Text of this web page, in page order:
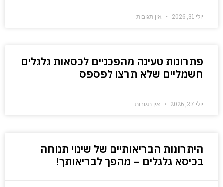
אין תגובות
פתרונות טעינה מהפכניים לכסאות גלגלים
חשמליים שלא תרצו לפספס
אין תגובות
היתרונות הבריאותיים של שינוי תנוחה
בכיסא גלגלים – מהפך לבריאותך!